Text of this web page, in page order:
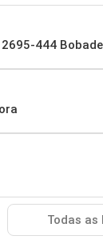
2695-444
Todas as